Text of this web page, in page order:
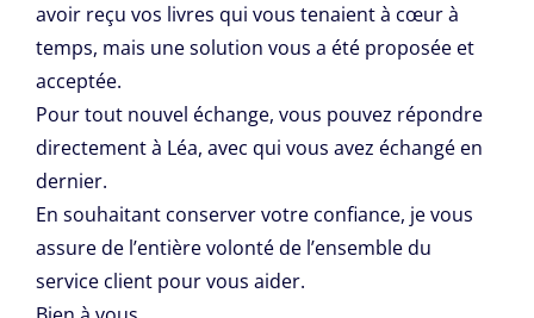
avoir reçu vos livres qui vous tenaient à cœur à
temps, mais une solution vous a été proposée et
acceptée.
Pour tout nouvel échange, vous pouvez répondre
directement à Léa, avec qui vous avez échangé en
dernier.
En souhaitant conserver votre confiance, je vous
assure de l’entière volonté de l’ensemble du
service client pour vous aider.